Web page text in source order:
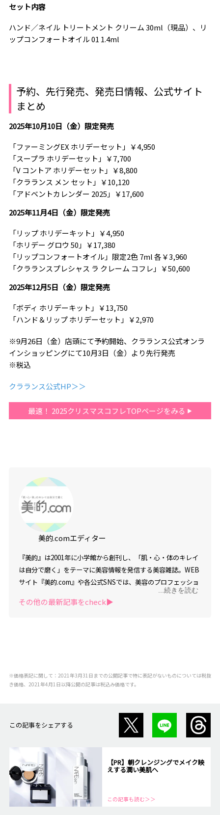
セット内容
ハンド／ネイル トリートメント クリーム 30ml（現品）、リ
ップコンフォートオイル 01 1.4ml
予約、先行発売、発売日情報、公式サイト
まとめ
2025年10月10日（金）限定発売
「ファーミングEX ホリデーセット」￥4,950
「スープラ ホリデーセット」￥7,700
「V コントア ホリデーセット」￥8,800
「クラランス メン セット」￥10,120
「アドベントカレンダー 2025」￥17,600
2025年11月4日（金）限定発売
「リップ ホリデーキット」￥4,950
「ホリデー グロウ 50」￥17,380
「リップコンフォートオイル」限定2色 7ml 各￥3,960
「クラランスプレシャス ラ クレーム コフレ」￥50,600
2025年12月5日（金）限定発売
「ボディ ホリデーキット」￥13,750
「ハンド＆リップ ホリデーセット」￥2,970
※9月26日（金）店頭にて予約開始、クラランス公式オンラ
インショッピングにて10月3日（金）より先行発売
※税込
クラランス公式HP＞＞
最速！ 2025クリスマスコフレTOPページをみる
美的.comエディター
『美的』は2001年に小学館から創刊し、「肌・心・体のキレイ
は自分で磨く」をテーマに美容情報を発信する美容雑誌。WEB
サイト『美的.com』や各公式SNSでは、美容のプロフェッショ
ナルが美容と健康に関するタイムリーなニュース情報を毎日お
届けしています。トータルメディアパワーは美容雑誌の中で
きます。
...続きを読む
その他の最新記事をcheck▶︎
※価格表記に関して：2021年3月31日までの公開記事で特に表記がないものについては税抜
き価格、2021年4月1日以降公開の記事は税込み価格です。
この記事をシェアする
【PR】朝クレンジングでメイク映
えする潤い美肌へ
この記事も読む＞＞